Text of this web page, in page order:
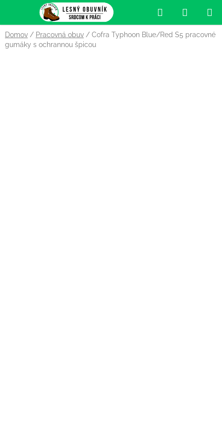
obsah
Hľadať
KOŠÍK
Domov / Pracovná obuv / Cofra Typhoon Blue/Red S5 pracovné
gumáky s ochrannou špicou